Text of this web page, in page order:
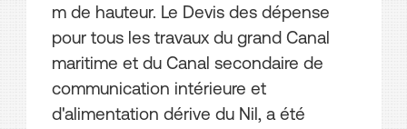
m de hauteur. Le Devis des dépense
pour tous les travaux du grand Canal
maritime et du Canal secondaire de
communication intérieure et
d'alimentation dérive du Nil, a été